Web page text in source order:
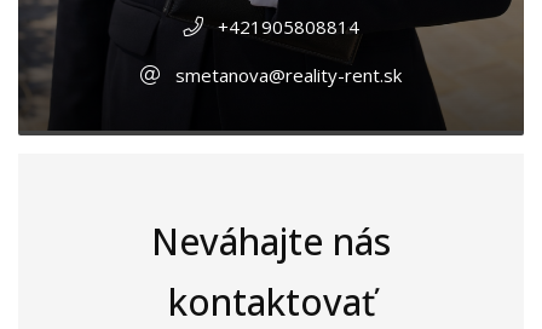
+421905808814
smetanova@reality-rent.sk
Neváhajte nás
kontaktovať